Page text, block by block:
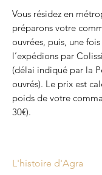
Vous résidez en
préparons votre
ouvrées, puis, une
l’expédions par
(délai indiqué par la
ouvrés). Le prix est
poids de votre
30€).
L'histoire d'Agra